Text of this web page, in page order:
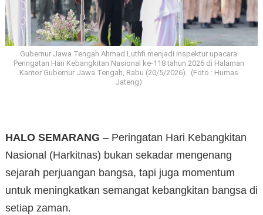
Gubernur Jawa Tengah Ahmad Luthfi menjadi inspektur upacara
Peringatan Hari Kebangkitan Nasional ke-118 tahun 2026 di Halaman
Kantor Gubernur Jawa Tengah, Rabu (20/5/2026).. (Foto : Humas
Jateng)
HALO SEMARANG – Peringatan Hari Kebangkitan
Nasional (Harkitnas) bukan sekadar mengenang
sejarah perjuangan bangsa, tapi juga momentum
untuk meningkatkan semangat kebangkitan bangsa di
setiap zaman.